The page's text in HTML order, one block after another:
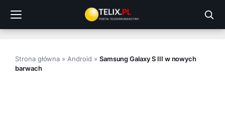
treści
Strona główna » Android » Samsung Galaxy S III w nowych
barwach